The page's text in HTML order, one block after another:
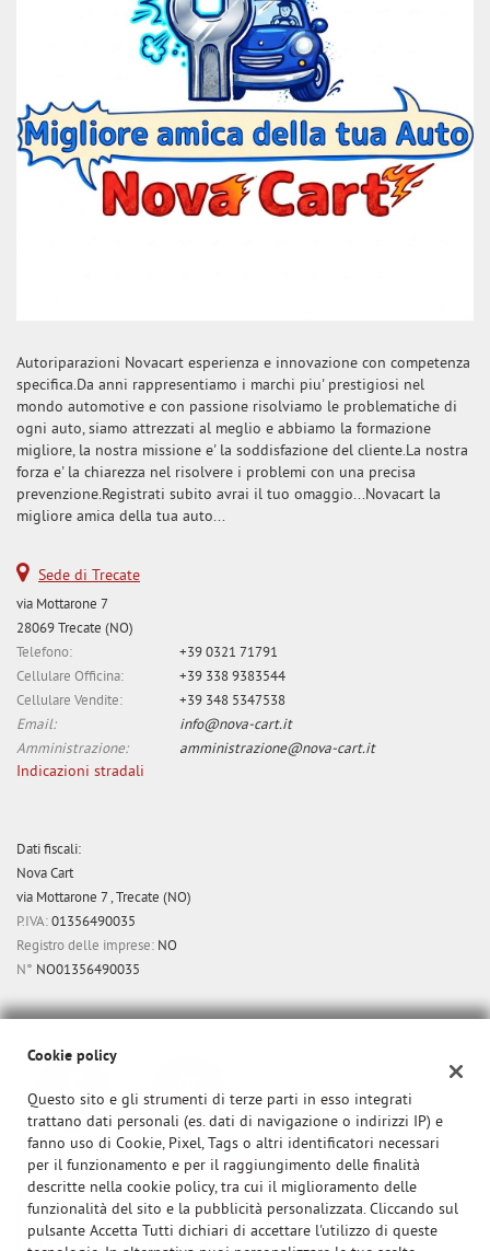
Autoriparazioni Novacart esperienza e innovazione con competenza
specifica.Da anni rappresentiamo i marchi piu' prestigiosi nel
mondo automotive e con passione risolviamo le problematiche di
ogni auto, siamo attrezzati al meglio e abbiamo la formazione
migliore, la nostra missione e' la soddisfazione del cliente.La nostra
forza e' la chiarezza nel risolvere i problemi con una precisa
prevenzione.Registrati subito avrai il tuo omaggio...Novacart la
migliore amica della tua auto...
Sede di Trecate
via Mottarone 7
28069 Trecate (NO)
Telefono:
+39 0321 71791
Cellulare Officina:
+39 338 9383544
Cellulare Vendite:
+39 348 5347538
Email:
info@nova-cart.it
Amministrazione:
amministrazione@nova-cart.it
Indicazioni stradali
Dati fiscali:
Nova Cart
via Mottarone 7 , Trecate (NO)
P.IVA:01356490035
Registro delle imprese: NO
N° NO01356490035
Cookie policy
Questo sito e gli strumenti di terze parti in esso integrati
trattano dati personali (es. dati di navigazione o indirizzi IP) e
fanno uso di Cookie, Pixel, Tags o altri identificatori necessari
per il funzionamento e per il raggiungimento delle finalità
descritte nella cookie policy, tra cui il miglioramento delle
funzionalità del sito e la pubblicità personalizzata. Cliccando sul
pulsante Accetta Tutti dichiari di accettare l'utilizzo di queste